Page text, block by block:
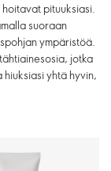
pituuksiasi.
suoraan
ympäristöä.
jotka
yhtä hyvin,